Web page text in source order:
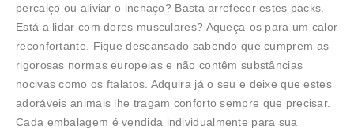
percalço ou aliviar o inchaço? Basta arrefecer estes packs.
Está a lidar com dores musculares? Aqueça-os para um calor
reconfortante. Fique descansado sabendo que cumprem as
rigorosas normas europeias e não contêm substâncias
nocivas como os ftalatos. Adquira já o seu e deixe que estes
adoráveis animais lhe tragam conforto sempre que precisar.
Cada embalagem é vendida individualmente para sua